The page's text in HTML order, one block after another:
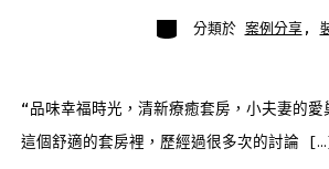
分
類 分類於 案例分享,
“品味幸福時光，清新療癒套房，小夫妻的
這個舒適的套房裡，歷經過很多次的討論